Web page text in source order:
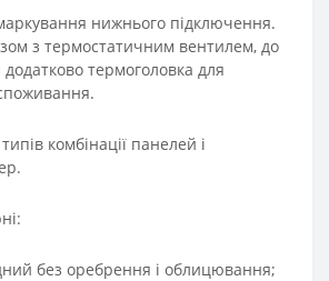
нижнього підключення.
з термостатичним вентилем, до
термоголовка для
комбінації панелей і
без оребрення і облицювання;